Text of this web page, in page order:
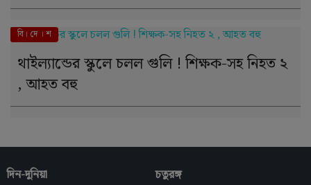
এই মুহূর্তে
বি। দে । শ
থাইল্যান্ডের স্কুলে চলল গুলি ! শিক্ষক-সহ নিহত ২
, আহত বহু
দিন-দুনিয়া চতুরঙ্গ